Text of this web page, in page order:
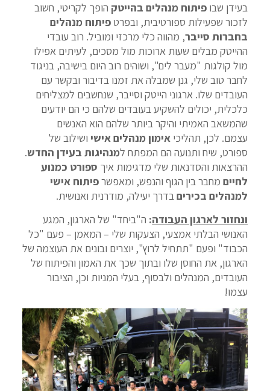
בעידן שבו פיתוח מנהלים בהייטק הופך לקריטי, חשוב
לזכור שפעילות ספורטיבית, ובפרטפיתוח מנהלים
בחברות סייבר, מהווה כלי מרכזי ומוביל. רוב עובדי
ההייטק מבלים שעות ארוכות מול מסכים, לעיתים אפילו
מול קולגות "מעבר לים", ושוהים רוב היום בישיבה, בניגוד
לחבר טוב שלי, גנן שמבלה את זמנו בדיבור ובקשר עם
העובדים שלו. ארגוני הייטק וסייבר, שנחשבים למצליחים
כלכלית, יכולים להשקיע בעובדים שלהם כי הם יודעים
שהמשאב האמיתי והיקר ביותר שלהם הוא האנשים
עצמם. לכן, תהליכי אימון מנהלים אישיושילוב של
ספורט, שיח ותנועה הם המפתח למנהיגות בעידן החדש.
ההרצאות והסדנאות שלי מדגימות איך ספורט כמנוע
לחייםמחבר בין הגוף והנפש, ומאפשרפיתוח אישי
למנהלים בכיריםבדרך יעילה, מודרנית ואנושית.
ונחזור לארגון העבודה: ה"ביחד" של הארגון, המגע
האנושי הבלתי אמצעי, הצעקות שלי – המאמן – פעם "כל
הכבוד" ופעם "תתחיל לרוץ", יוצרים ובונים את העוצמה של
הארגון, את החוסן שלו ובתוך שכך את האמון והפיתוח של
העובדים, המנהלים ולבסוף, בעלי המניות וכן, הציבור
עצמו!